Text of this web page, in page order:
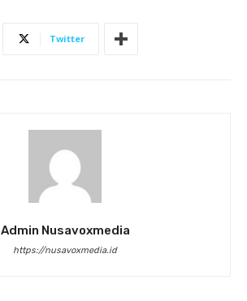
Twitter
Admin Nusavoxmedia
https://nusavoxmedia.id